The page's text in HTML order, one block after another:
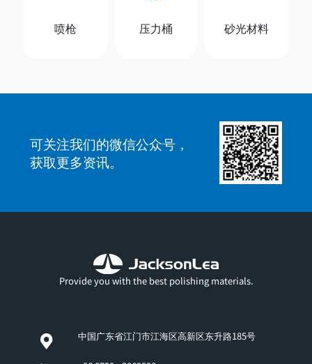
喷枪 压力桶 砂光材料
可关注我们的微信公众号，
获取更多资讯。
Provide you with the best polishing materials.
中国广东省江门市江海区高新区东升路185号